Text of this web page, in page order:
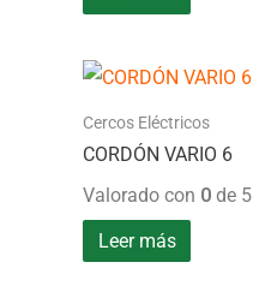
Cercos Eléctricos
CORDÓN VARIO 6
Valorado con 0 de 5
Leer más